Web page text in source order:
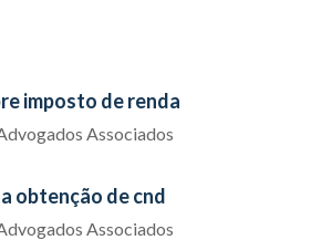
imposto de renda
Associados
obtenção de cnd
Associados